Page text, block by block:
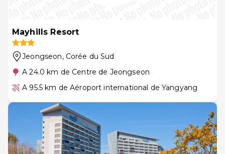
Mayhills Resort
Jeongseon, Corée du Sud
A 24.0 km de Centre de Jeongseon
A 95.5 km de Aéroport international de Yangyang